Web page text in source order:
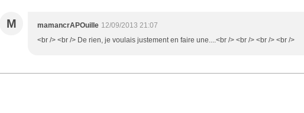
M mamancrAPOuille 12/09/2013 21:07
<br /> <br /> De rien, je voulais justement en faire une....<br /> <br /> <br /> <br />